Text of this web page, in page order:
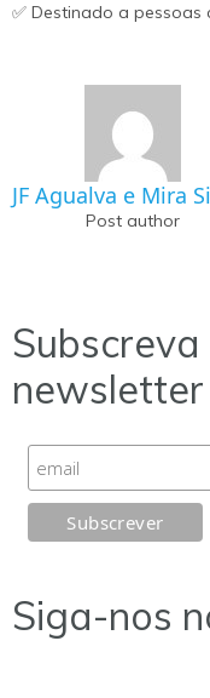
✅ Destinado a pessoas
JF Agualva e Mira
Post author
newsletter
Siga-nos